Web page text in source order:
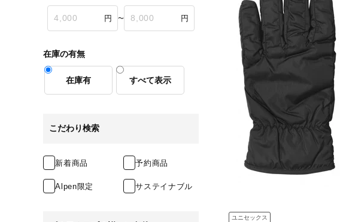
〜
在庫の有無
在庫有 すべて表示
こだわり検索
新着商品 予約商品
Alpen限定 サステイナブル
ユニセックス